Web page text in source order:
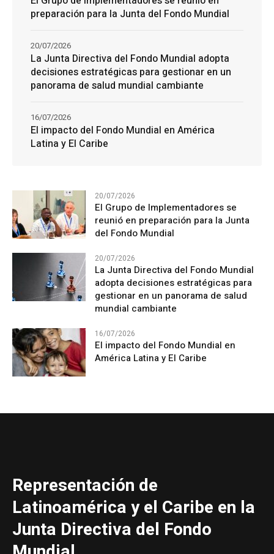
preparación para la Junta del Fondo Mundial
La Junta Directiva del Fondo Mundial adopta
decisiones estratégicas para gestionar en un
panorama de salud mundial cambiante
20/07/2026
El impacto del Fondo Mundial en América
Latina y El Caribe
16/07/2026
20/07/2026
El Grupo de Implementadores se
reunió en preparación para la Junta
del Fondo Mundial
20/07/2026
La Junta Directiva del Fondo Mundial
adopta decisiones estratégicas para
gestionar en un panorama de salud
mundial cambiante
16/07/2026
El impacto del Fondo Mundial en
América Latina y El Caribe
Representación de
Latinoamérica y el Caribe en la
Junta Directiva del Fondo